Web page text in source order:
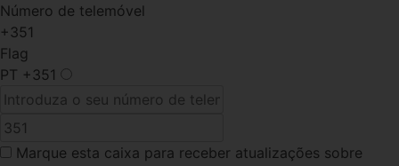
Número de telemóvel
+351
Flag
PT +351
Marque esta caixa para receber atualizações sobre